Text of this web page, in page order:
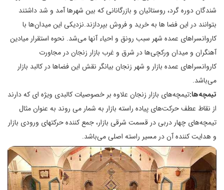
شندگان دوره گرد، روستائیان و بازرگانانی که بین شهرها آمد و شد داشتند
بتوانند در این فضا ها به خرید و فروش بپردازند.نزدیکی این میدان‌ها با
کاروانسراهای عمده شهر سبب رونق و احیاء آنها می‌شد. نحوه استقرار میادین
آهنگران و میدان ورکچی‌ها در شرق و غرب بازار زنجان در مجاورت
کاروانسراهای عمده بازار و شهر زنجان بیانگر نقش این فضاها در کالبد بازار
می‌باشد.
تیمچه‌ها:تیمچه‌های بازار زنجان علاوه بر خصوصیات کالبدی ویژه ای که دارند
از نقاط عطف حرکت‌های پیاده راسته بازار به شمار می روند به عنوان مثال
تیمچه‌های چهار دربی در قسمت شرقی بازار، جمع کننده حرکتهای ورودی بازار
و هدایت کننده آن در مسیر راسته اصلی می‌باشد.